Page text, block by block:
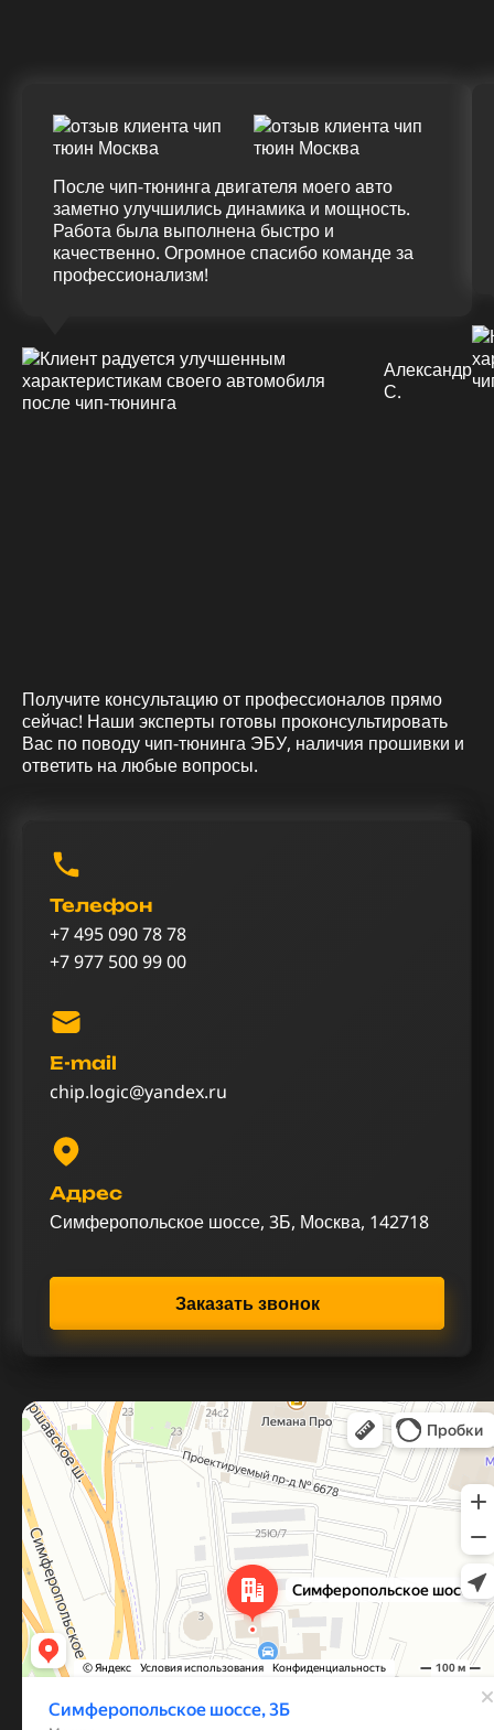
После чип-тюнинга двигателя моего авто
заметно улучшились динамика и мощность.
Работа была выполнена быстро и
качественно. Огромное спасибо команде за
профессионализм!
Александр
С.
Получите консультацию от профессионалов прямо
сейчас! Наши эксперты готовы проконсультировать
Вас по поводу чип-тюнинга ЭБУ, наличия прошивки и
ответить на любые вопросы.
Телефон
+7 495 090 78 78
+7 977 500 99 00
E-mail
chip.logic@yandex.ru
Адрес
Симферопольское шоссе, 3Б, Москва, 142718
Заказать звонок